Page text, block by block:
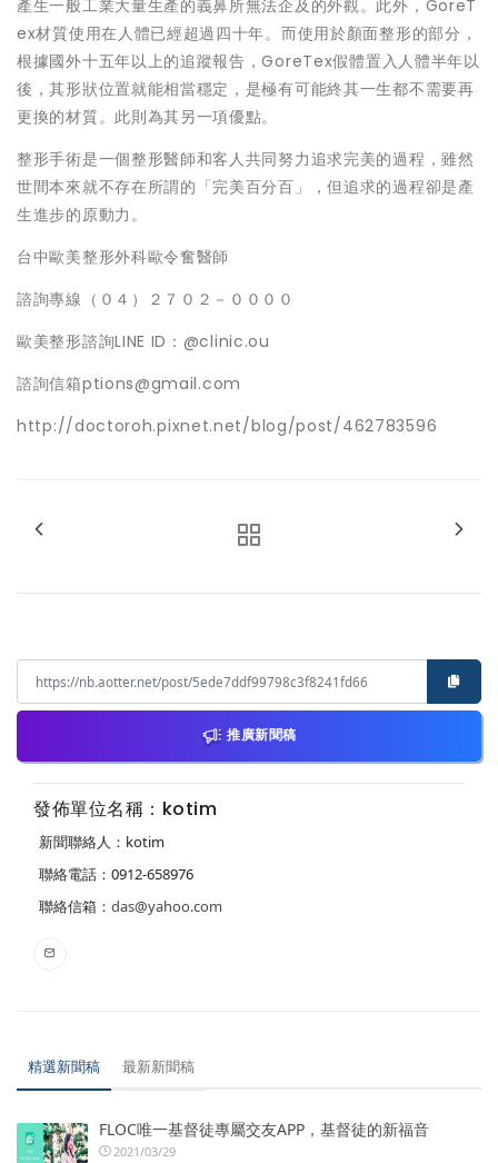
產生一般工業大量生產的義鼻所無法企及的外觀。此外，GoreT
ex材質使用在人體已經超過四十年。而使用於顏面整形的部分，
根據國外十五年以上的追蹤報告，GoreTex假體置入人體半年以
後，其形狀位置就能相當穩定，是極有可能終其一生都不需要再
更換的材質。此則為其另一項優點。
整形手術是一個整形醫師和客人共同努力追求完美的過程，雖然
世間本來就不存在所謂的「完美百分百」，但追求的過程卻是產
生進步的原動力。
台中歐美整形外科歐令奮醫師
諮詢專線（０４）２７０２－００００
歐美整形諮詢LINE ID：@clinic.ou
諮詢信箱ptions@gmail.com
http://doctoroh.pixnet.net/blog/post/462783596
推廣新聞稿
發佈單位名稱：kotim
新聞聯絡人：kotim
聯絡電話：0912-658976
聯絡信箱： das@yahoo.com
精選新聞稿 最新新聞稿
FLOC唯一基督徒專屬交友APP，基督徒的新福音
2021/03/29